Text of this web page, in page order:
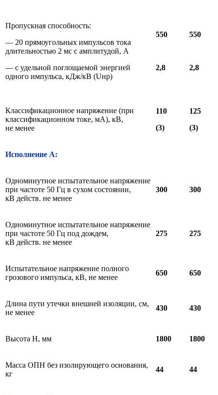
Пропускная способность:
— 20 прямоугольных импульсов тока
длительностью 2 мс с амплитудой, А
— с удельной поглощаемой энергией
одного импульса, кДж/кВ (Uнр)
550
2,8
550
2,8
Классификационное напряжение (при
классификационном токе, мА), кВ,
не менее
110
(3)
125
(3)
Исполнение А:
Одноминутное испытательное напряжение
при частоте 50 Гц в сухом состоянии,
кВ действ. не менее
300 300
Одноминутное испытательное напряжение
при частоте 50 Гц под дождем,
кВ действ. не менее
275 275
Испытательное напряжение полного
грозового импульса, кВ, не менее
650 650
Длина пути утечки внешней изоляции, см,
не менее
430 430
Высота Н, мм 1800 1800
Масса ОПН без изолирующего основания,
кг
44 44